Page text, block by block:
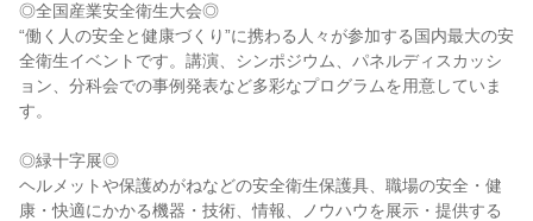
◎全国産業安全衛生大会◎
“働く人の安全と健康づくり”に携わる人々が参加する国内最大の安
全衛生イベントです。講演、シンポジウム、パネルディスカッシ
ョン、分科会での事例発表など多彩なプログラムを用意していま
す。
◎緑十字展◎
ヘルメットや保護めがねなどの安全衛生保護具、職場の安全・健
康・快適にかかる機器・技術、情報、ノウハウを展示・提供する